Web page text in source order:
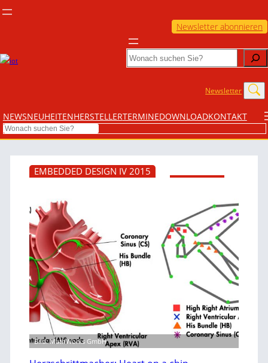
Newsletter abonnieren
Search
Newsletter
NEWSNEUHEITENHERSTELLERTERMINEDOWNLOADKONTAKT
Search
EMBEDDED DESIGN IV 2015
Bild: MathWorks GmbH